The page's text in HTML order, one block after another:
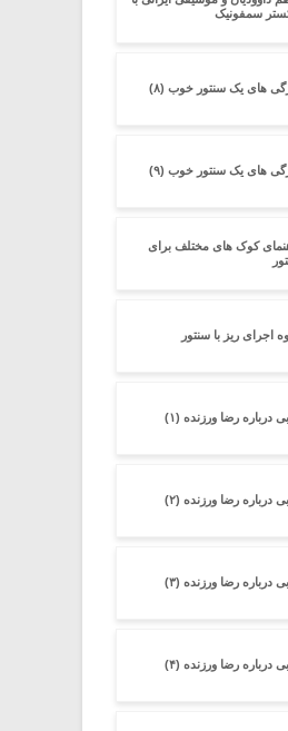
سمفونیک
های یک سنتور خوب (۸)
های یک سنتور خوب (۹)
کوک های مختلف برای
اجرای ریز با سنتور
درباره رضا ورزنده (۱)
درباره رضا ورزنده (۲)
درباره رضا ورزنده (۳)
درباره رضا ورزنده (۴)